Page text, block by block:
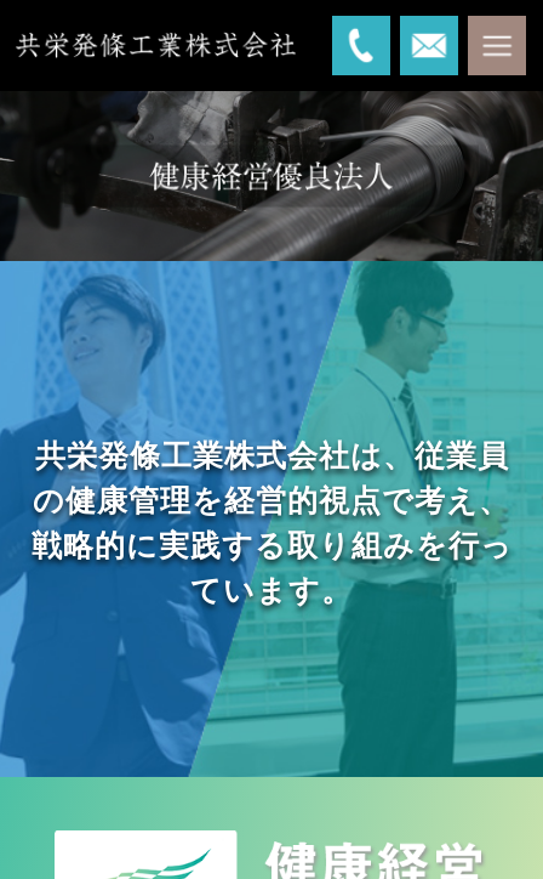
共栄発條工業株式会社は、従業員
の健康管理を経営的視点で考え、
戦略的に実践する取り組みを行っ
ています。